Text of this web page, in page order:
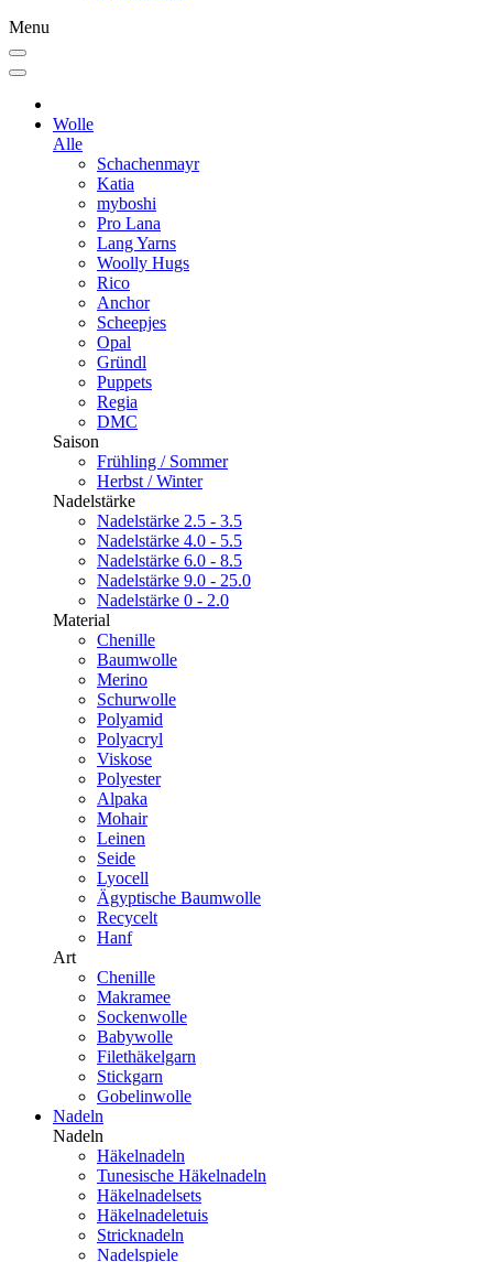
Menu
Wolle
Alle
Schachenmayr
Katia
myboshi
Pro Lana
Lang Yarns
Woolly Hugs
Rico
Anchor
Scheepjes
Opal
Gründl
Puppets
Regia
DMC
Saison
Frühling / Sommer
Herbst / Winter
Nadelstärke
Nadelstärke 2.5 - 3.5
Nadelstärke 4.0 - 5.5
Nadelstärke 6.0 - 8.5
Nadelstärke 9.0 - 25.0
Nadelstärke 0 - 2.0
Material
Chenille
Baumwolle
Merino
Schurwolle
Polyamid
Polyacryl
Viskose
Polyester
Alpaka
Mohair
Leinen
Seide
Lyocell
Ägyptische Baumwolle
Recycelt
Hanf
Art
Chenille
Makramee
Sockenwolle
Babywolle
Filethäkelgarn
Stickgarn
Gobelinwolle
Nadeln
Nadeln
Häkelnadeln
Tunesische Häkelnadeln
Häkelnadelsets
Häkelnadeletuis
Stricknadeln
Nadelspiele